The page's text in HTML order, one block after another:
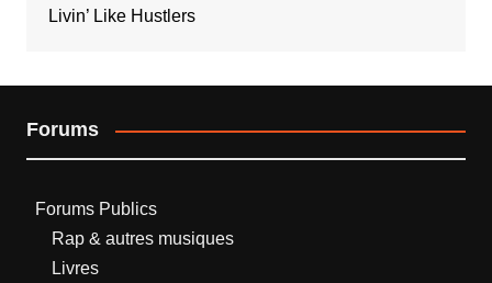
Livin’ Like Hustlers
Forums
Forums Publics
Rap & autres musiques
Livres